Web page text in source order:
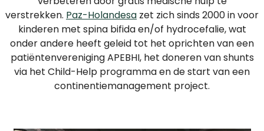
HELP
MEE
ALS
PARTICULIER
WAAROM
HELPEN?
verstrekken. Paz-Holandesa zet zich sinds 2000 in voor
kinderen met spina bifida en/of hydrocefalie, wat
onder andere heeft geleid tot het oprichten van een
patiëntenvereniging APEBHI, het doneren van shunts
via het Child-Help programma en de start van een
continentiemanagement project.